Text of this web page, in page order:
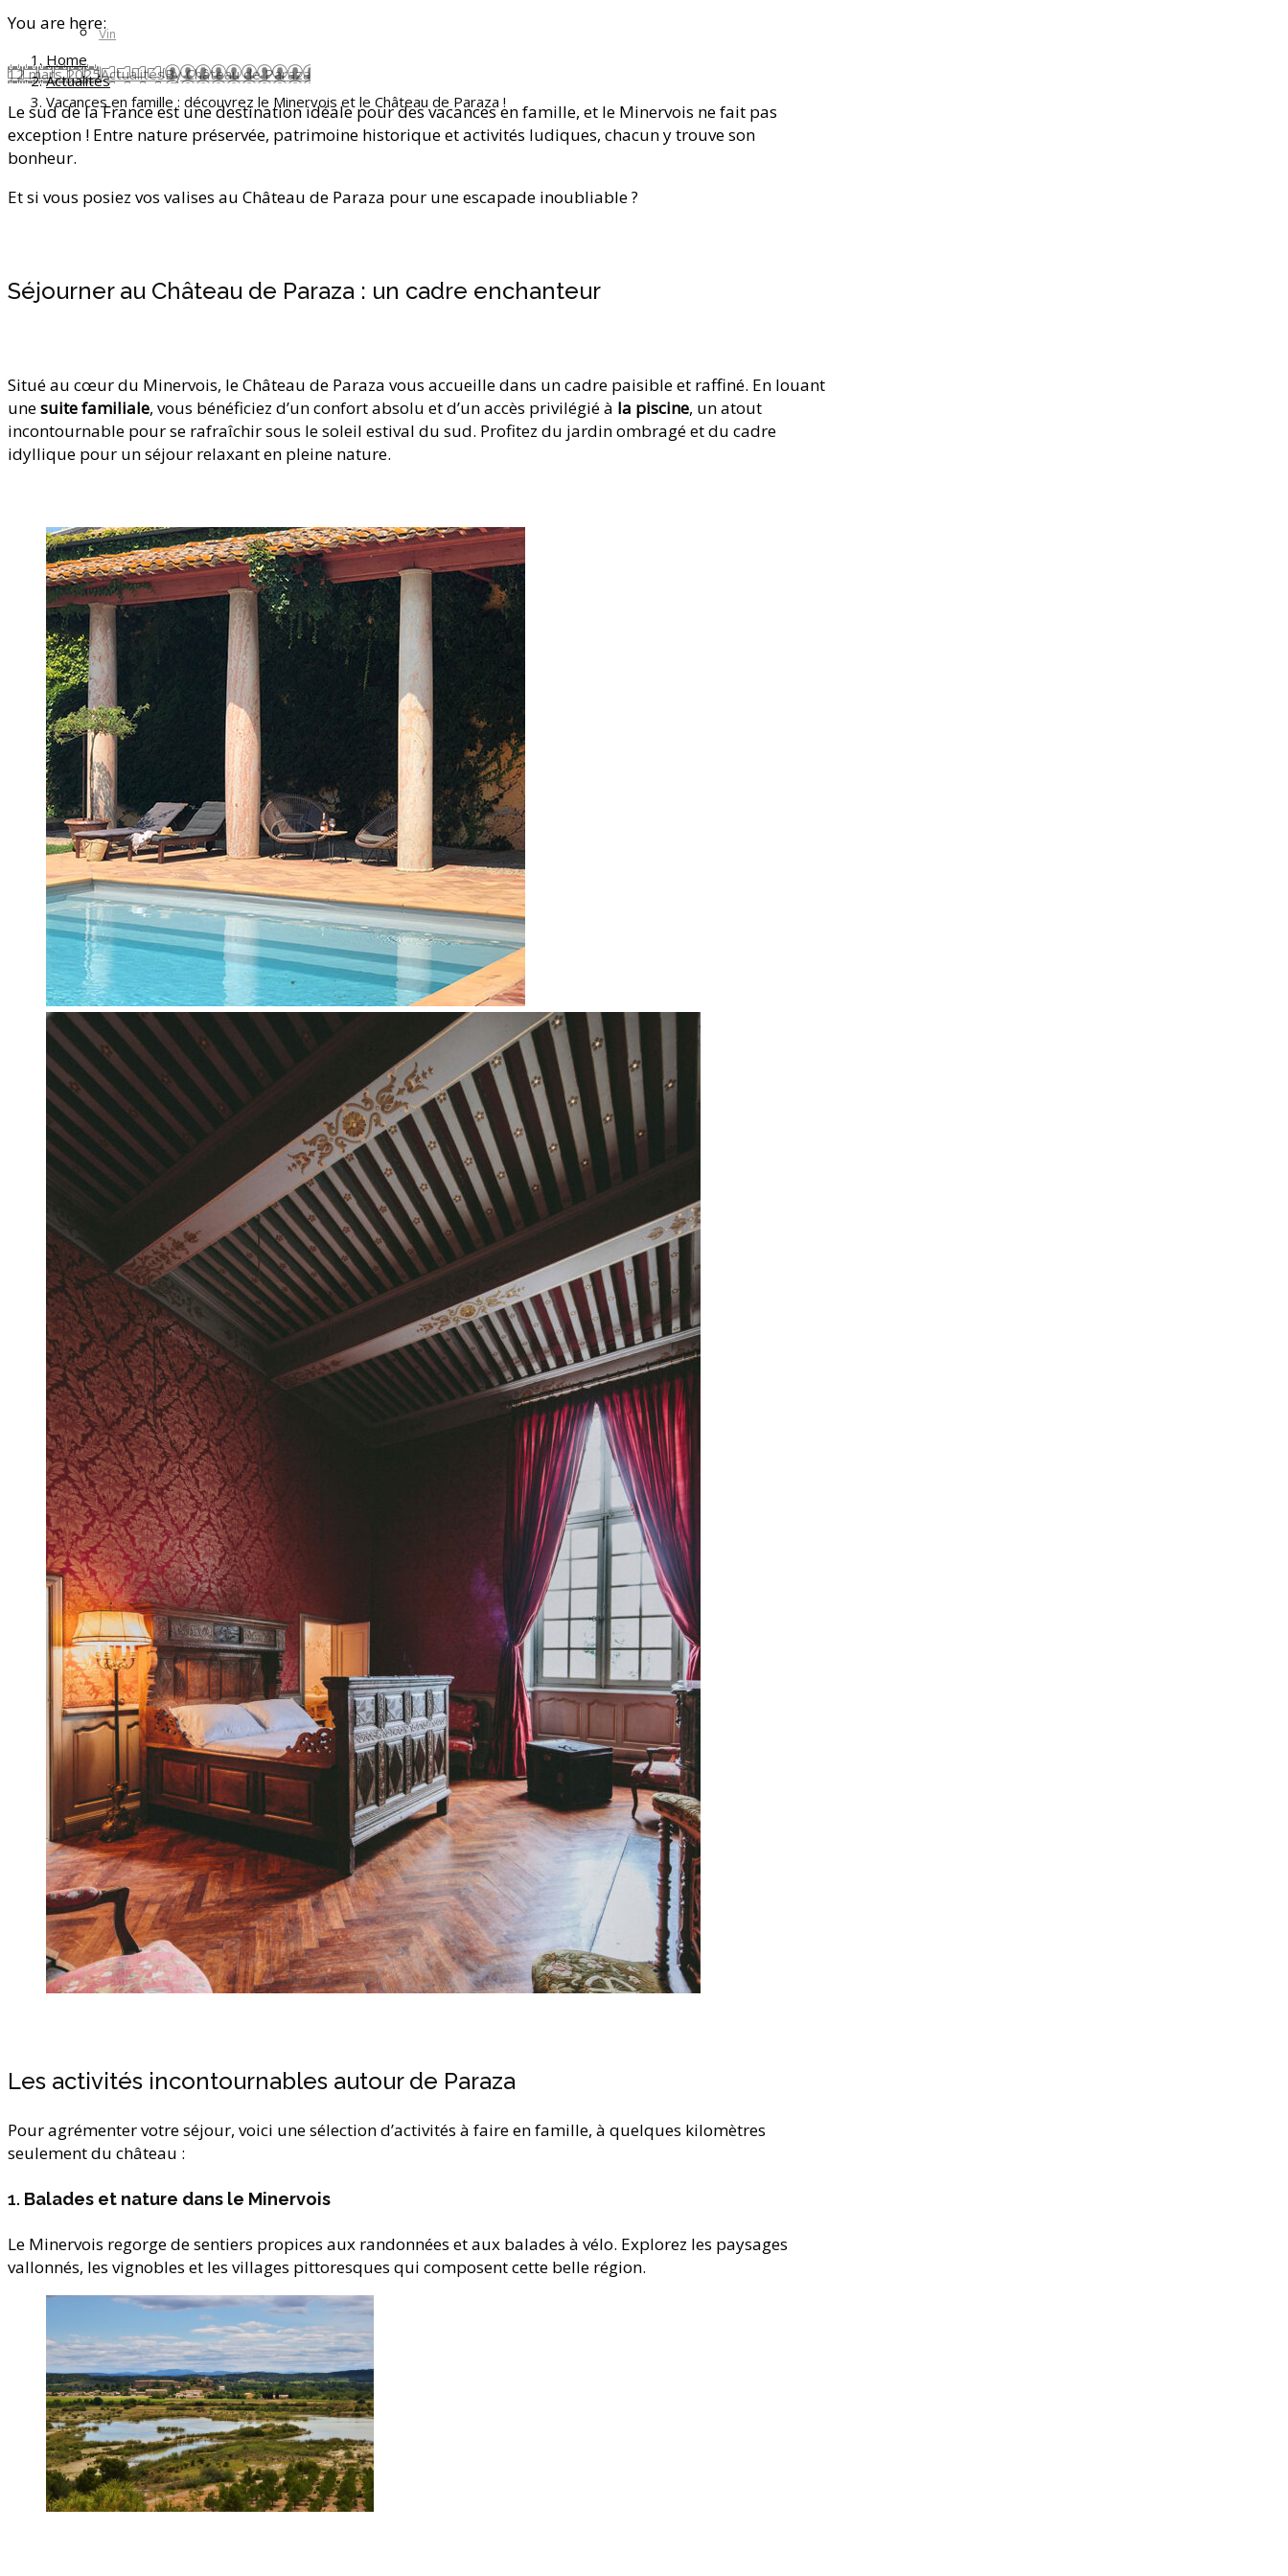
Vin
You are here:
Home
Actualités
Vacances en famille : découvrez le Minervois et le Château de Paraza !
12 mars 2025ActualitésByChâteau de Paraza
Le sud de la France est une destination idéale pour des vacances en famille, et le Minervois ne fait pas
exception ! Entre nature préservée, patrimoine historique et activités ludiques, chacun y trouve son
bonheur.
Et si vous posiez vos valises au Château de Paraza pour une escapade inoubliable ?
Séjourner au Château de Paraza : un cadre enchanteur
Situé au cœur du Minervois, le Château de Paraza vous accueille dans un cadre paisible et raffiné. En louant
unesuite familiale, vous bénéficiez d’un confort absolu et d’un accès privilégié à la piscine, un atout
incontournable pour se rafraîchir sous le soleil estival du sud. Profitez du jardin ombragé et du cadre
idyllique pour un séjour relaxant en pleine nature.
Les activités incontournables autour de Paraza
Pour agrémenter votre séjour, voici une sélection d’activités à faire en famille, à quelques kilomètres
seulement du château :
1. Balades et nature dans le Minervois
Le Minervois regorge de sentiers propices aux randonnées et aux balades à vélo. Explorez les paysages
vallonnés, les vignobles et les villages pittoresques qui composent cette belle région.